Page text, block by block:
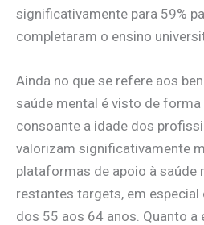
significativamente para 59%
completaram o ensino
Ainda no que se refere aos
saúde mental é visto de
consoante a idade dos
valorizam significativamente
plataformas de apoio à saúde
restantes targets, em
dos 55 aos 64 anos. Quanto a